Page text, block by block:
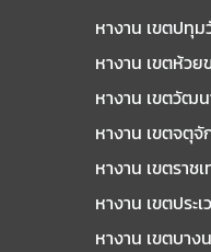
หางาน เขตปทุม
หางาน เขตห้วย
หางาน เขตวัฒ
หางาน เขตจตุจั
หางาน เขตราช
หางาน เขตประเ
หางาน เขตบาง